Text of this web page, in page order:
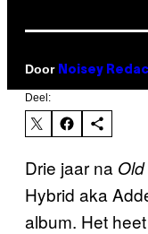
Door Noisey
Deel:
Drie jaar na Old
Hybrid aka
album. Het heet